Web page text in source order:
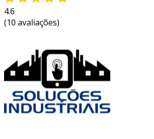
produção de componentes
esses exemplos evidenciam a
chapas grossas de aço em processos
produtivos que exigem alta resistência e
confiabilidade.
como escolher chapas grossas
4.6
(10 avaliações)